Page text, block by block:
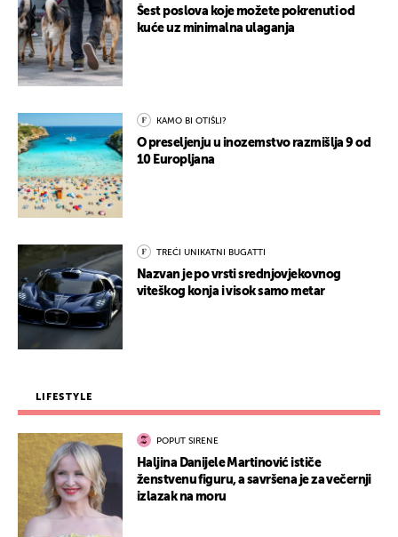
Šest poslova koje možete pokrenuti od
kuće uz minimalna ulaganja
KAMO BI OTIŠLI?
O preseljenju u inozemstvo razmišlja 9 od
10 Europljana
TREĆI UNIKATNI BUGATTI
Nazvan je po vrsti srednjovjekovnog
viteškog konja i visok samo metar
LIFESTYLE
POPUT SIRENE
Haljina Danijele Martinović ističe
ženstvenu figuru, a savršena je za večernji
izlazak na moru